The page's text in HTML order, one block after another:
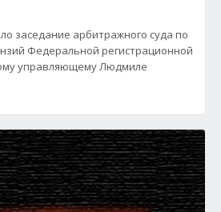
заседание арбитражного суда по
Федеральной регистрационной
управляющему Людмиле